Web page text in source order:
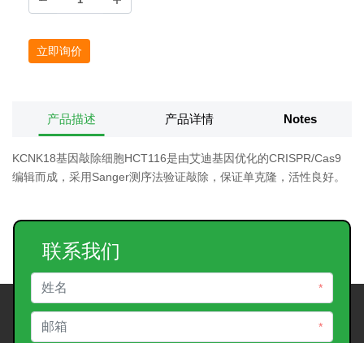
立即询价
产品描述 产品详情 Notes
KCNK18基因敲除细胞HCT116是由艾迪基因优化的CRISPR/Cas9
编辑而成，采用Sanger测序法验证敲除，保证单克隆，活性良好。
联系我们
*
*